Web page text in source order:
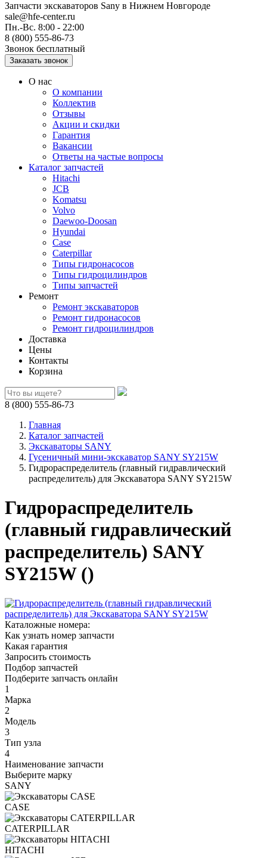
Запчасти экскаваторов Sany в Нижнем Новгороде
sale@hfe-center.ru
Пн.-Вс. 8:00 - 22:00
8 (800) 555-86-73
Звонок бесплатный
О нас
О компании
Коллектив
Отзывы
Акции и скидки
Гарантия
Вакансии
Ответы на частые вопросы
Каталог запчастей
Hitachi
JCB
Komatsu
Volvo
Daewoo-Doosan
Hyundai
Case
Caterpillar
Типы гидронасосов
Типы гидроцилиндров
Типы запчастей
Ремонт
Ремонт экскаваторов
Ремонт гидронасосов
Ремонт гидроцилиндров
Доставка
Цены
Контакты
Корзина
8 (800) 555-86-73
Главная
Каталог запчастей
Экскаваторы SANY
Гусеничный мини-экскаватор SANY SY215W
Гидрораспределитель (главный гидравлический
распределитель) для Экскаватора SANY SY215W
Гидрораспределитель
(главный гидравлический
распределитель) SANY
SY215W ()
Каталожные номера:
Как узнать номер запчасти
Какая гарантия
Запросить стоимость
Подбор запчастей
Подберите запчасть онлайн
1
Марка
2
Модель
3
Тип узла
4
Наименование запчасти
Выберите марку
SANY
CASE
CATERPILLAR
HITACHI